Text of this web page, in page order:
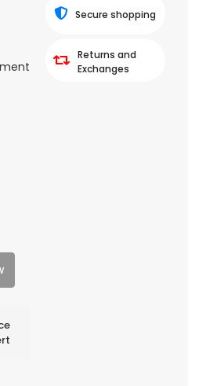
Secure shopping
Returns and
Exchanges